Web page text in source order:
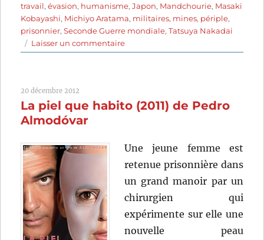
travail,évasion, humanisme,Japon, Mandchourie, Masaki
Kobayashi, Michiyo Aratama, militaires, mines, périple,
prisonnier,Seconde Guerre mondiale,Tatsuya Nakadai
Laisser un commentairesur
La
(1959)
20 décembre 2012
La piel que habito (2011) de Pedro
Almodóvar
Une jeune femme est
retenue prisonnière dans
un grand manoir par un
chirurgien qui
expérimente sur elle une
nouvelle peau